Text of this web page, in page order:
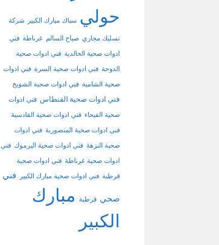
حولي سباك مبارك الكبير شركة
تسليك مجاري صباح السالم غرناطة فني
ادوات صحية الخالدية فني ادوات صحية
الدوحة فني ادوات صحية السرة فني ادوات
صحية الشامية فني ادوات صحية الشويخ
فني ادوات صحية الفنطاس فني ادوات
صحية الفيحاء فني ادوات صحية القادسية
فني ادوات صحية المنصورية فني ادوات
صحية النزهة فني ادوات صحية اليرموك فني
ادوات صحية غرناطة فني ادوات صحية
قرطبة فني ادوات صحية مبارك الكبير فني
صحي قرطبة مبارك
الكبير